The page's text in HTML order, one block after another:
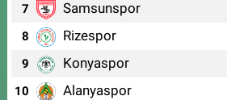
7 Samsunspor
8 Rizespor
9 Konyaspor
10 Alanyaspor